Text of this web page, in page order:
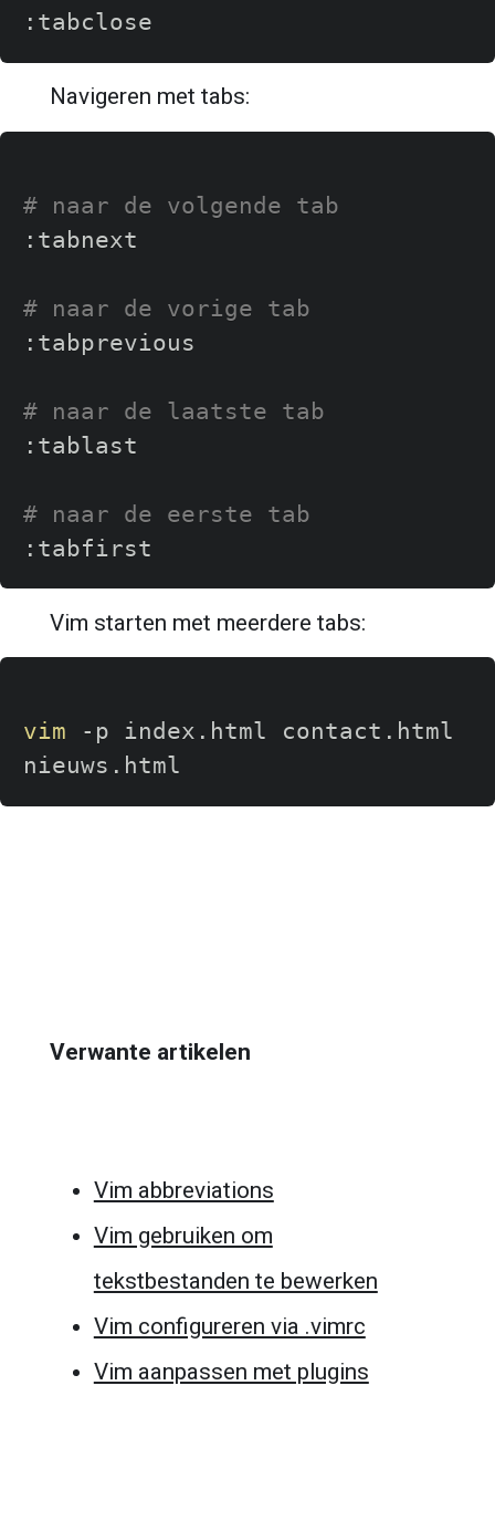
Navigeren met tabs:
# naar de volgende tab
:tabnext
# naar de vorige tab
:tabprevious
# naar de laatste tab
:tablast
# naar de eerste tab
Vim starten met meerdere tabs:
vim -p index.html contact.html
Verwante artikelen
Vim abbreviations
Vim gebruiken om
tekstbestanden te bewerken
Vim configureren via .vimrc
Vim aanpassen met plugins